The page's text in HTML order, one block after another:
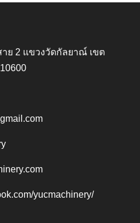
าย 2 แขวงวัดกัลยาณ์ เขต
yucmachinery/